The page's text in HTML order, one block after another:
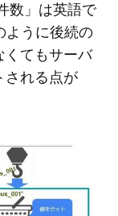
数」は英語で
ように後続の
くてもサーバ
される点が